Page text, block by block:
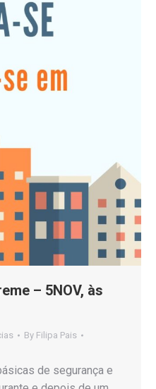
– 5NOV, às
By Filipa Pais
de segurança e